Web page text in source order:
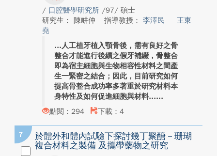
/ 口腔醫學研究所 /97/ 碩士
研究生： 陳畊仲
指導教授： 李澤民
王東
堯
人工植牙植入顎骨後，需有良好之骨
整合才能進行後續之假牙補綴，骨整合
即為宿主細胞與生物相容性材料之間產
生一緊密之結合；因此，目前研究如何
提高骨整合成功率多著重於研究材料本
身特性及如何促進細胞與材料...
點閱：294
下載：4
7
於體外和體內試驗下探討幾丁聚醣－珊瑚
複合材料之製備 及攜帶藥物之研究